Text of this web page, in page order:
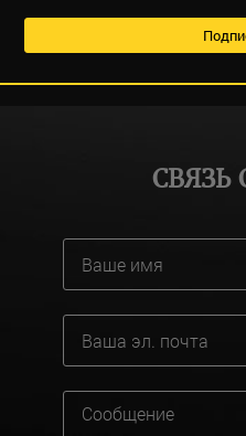
СВЯЗЬ